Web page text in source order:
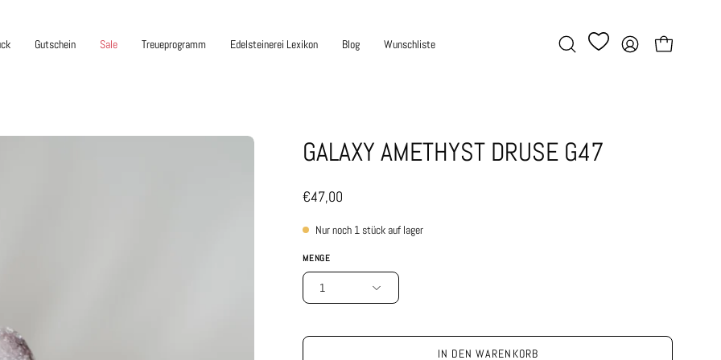
Gutschein Sale Treueprogramm Edelsteinerei Lexikon Blog Wunschliste
Suchleiste
Mein
Warenkorb
Bild-
GALAXY AMETHYST DRUSE G47
€47,00
Nur noch 1 stück auf lager
MENGE
1
IN DEN WARENKORB